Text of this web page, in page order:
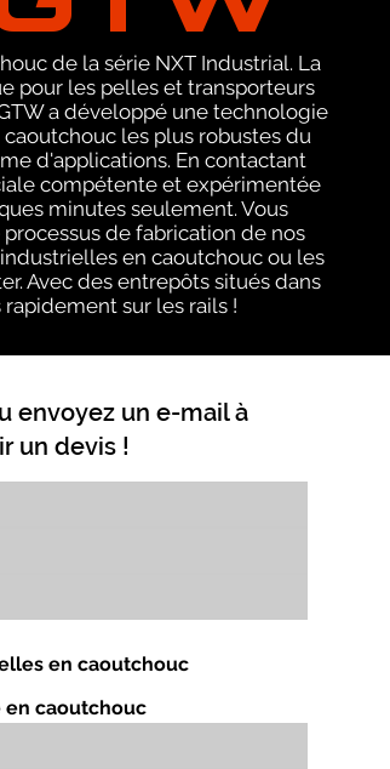
de la série NXT Industrial. La
pour les pelles et transporteurs
a développé une technologie
les plus robustes du
d'applications. En contactant
compétente et expérimentée
minutes seulement. Vous
de fabrication de nos
en caoutchouc ou les
Avec des entrepôts situés dans
sur les rails !
envoyez un e-mail à
un devis !
en caoutchouc
en caoutchouc